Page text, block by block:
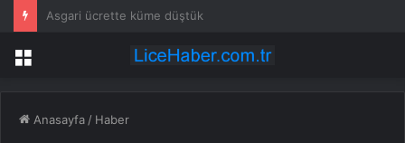
3 çocuğunu öldüren annenin savunması pes dedirtti
Menü
Anasayfa / Haber